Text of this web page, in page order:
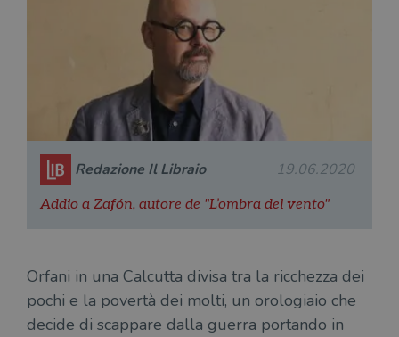
Redazione Il Libraio 19.06.2020
Addio a Zafón, autore de "L’ombra del vento"
Orfani in una Calcutta divisa tra la ricchezza dei
pochi e la povertà dei molti, un orologiaio che
decide di scappare dalla guerra portando in